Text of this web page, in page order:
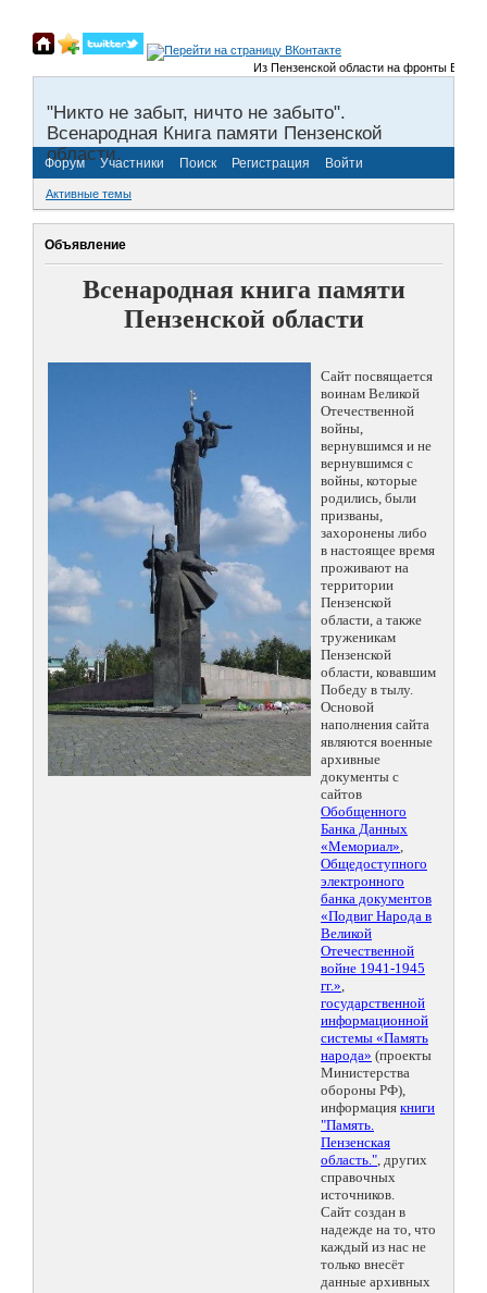
Из Пензенской области на фронты
"Никто не забыт, ничто не забыто".
Всенародная Книга памяти Пензенской
области.
Форум Участники Поиск Регистрация Войти
Активные темы
Объявление
Всенародная книга памяти
Пензенской области
Сайт посвящается
воинам Великой
Отечественной
войны,
вернувшимся и не
вернувшимся с
войны, которые
родились, были
призваны,
захоронены либо
в настоящее время
проживают на
территории
Пензенской
области, а также
труженикам
Пензенской
области, ковавшим
Победу в тылу.
Основой
наполнения сайта
являются военные
архивные
документы с
сайтов
Обобщенного
Банка Данных
«Мемориал»,
Общедоступного
электронного
банка документов
«Подвиг Народа в
Великой
Отечественной
войне 1941-1945
гг.»,
государственной
информационной
системы «Память
народа» (проекты
Министерства
обороны РФ),
информация книги
"Память.
Пензенская
область.", других
справочных
источников.
Сайт создан в
надежде на то, что
каждый из нас не
только внесёт
данные архивных